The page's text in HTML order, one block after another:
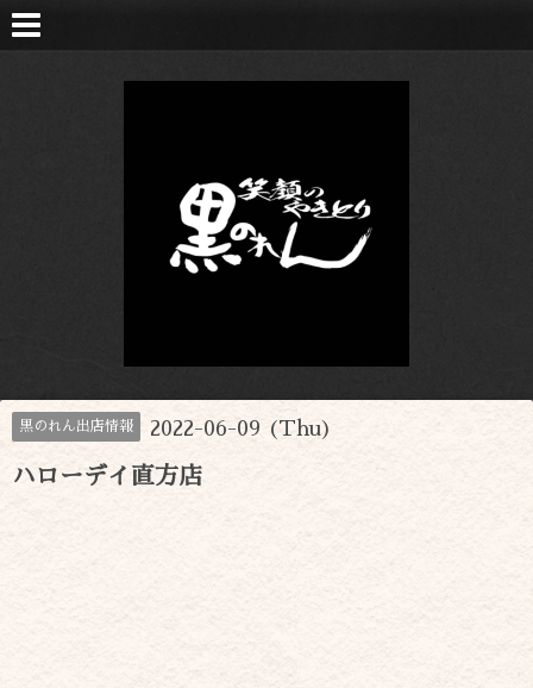
黒のれん出店情報 2022-06-09 (Thu)
ハローデイ直方店